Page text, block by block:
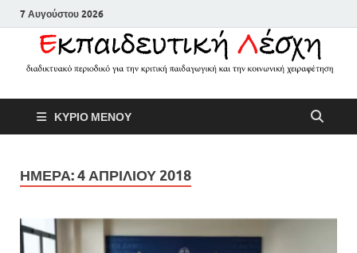
7 Αυγούστου 2026
κριτική παιδαγωγική και την
κοινωνική χειραφέτηση
ΚΥΡΙΟ ΜΕΝΟΥ
ΗΜΕΡΑ:4 ΑΠΡΙΛΙΟΥ 2018